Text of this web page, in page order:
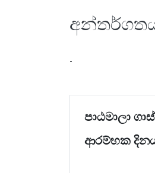
-
පාඨමාලා
ආරම්භක